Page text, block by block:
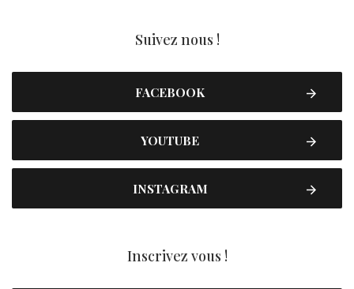
Suivez nous !
FACEBOOK
YOUTUBE
INSTAGRAM
Inscrivez vous !